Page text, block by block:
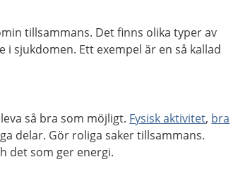
tillsammans. Det finns olika typer av
sjukdomen. Ett exempel är en så kallad
så bra som möjligt. Fysisk aktivitet, bra
delar. Gör roliga saker tillsammans.
det som ger energi.